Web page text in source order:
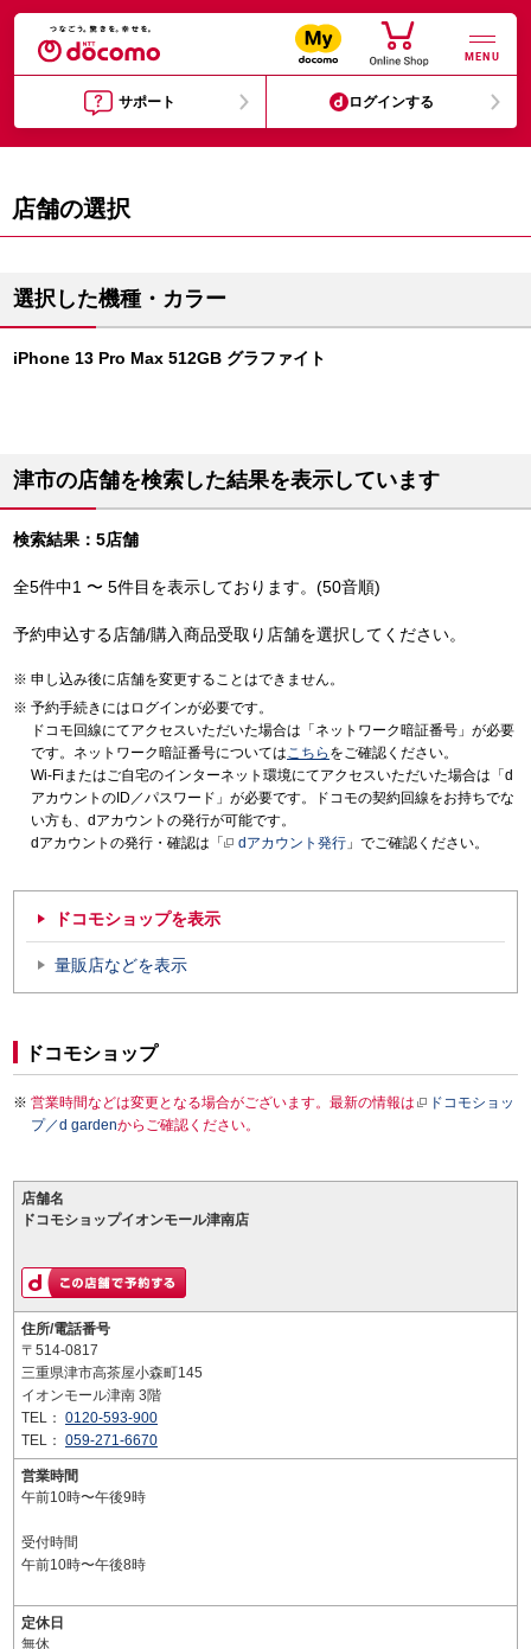
MENU
サポート ログインする
店舗の選択
選択した機種・カラー
iPhone 13 Pro Max 512GB グラファイト
津市の店舗を検索した結果を表示しています
検索結果：5店舗
全5件中1 〜 5件目を表示しております。(50音順)
予約申込する店舗/購入商品受取り店舗を選択してください。
申し込み後に店舗を変更することはできません。
予約手続きにはログインが必要です。
ドコモ回線にてアクセスいただいた場合は「ネットワーク暗証番号」が必要
です。ネットワーク暗証番号についてはこちら をご確認ください。
Wi-Fiまたはご自宅のインターネット環境にてアクセスいただいた場合は「d
アカウントのID／パスワード」が必要です。ドコモの契約回線をお持ちでな
い方も、dアカウントの発行が可能です。
dアカウントの発行・確認は「
dアカウント発行 」でご確認ください。
ドコモショップを表示
量販店などを表示
ドコモショップ
営業時間などは変更となる場合がございます。最新の情報は
ドコモショッ
プ／d gardenからご確認ください。
店舗名
ドコモショップイオンモール津南店
住所/電話番号
〒514-0817
三重県津市高茶屋小森町145
イオンモール津南 3階
TEL： 0120-593-900
TEL： 059-271-6670
営業時間
午前10時〜午後9時
受付時間
午前10時〜午後8時
定休日
無休